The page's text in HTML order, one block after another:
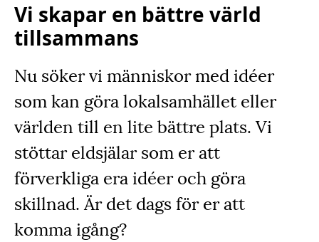
Vi skapar en bättre värld
tillsammans
Nu söker vi människor med idéer
som kan göra lokalsamhället eller
världen till en lite bättre plats. Vi
stöttar eldsjälar som er att
förverkliga era idéer och göra
skillnad. Är det dags för er att
komma igång?